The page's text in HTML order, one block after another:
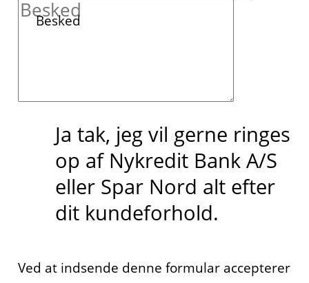
Besked
Ja tak, jeg vil gerne ringes
op af Nykredit Bank A/S
eller Spar Nord alt efter
dit kundeforhold.
Ved at indsende denne formular accepterer